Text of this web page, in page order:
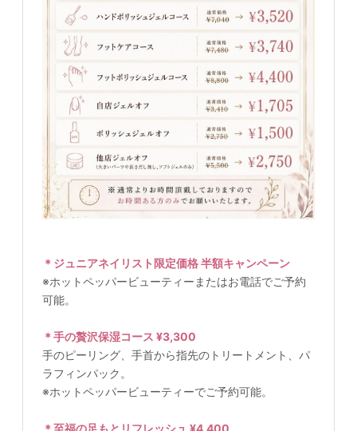
＊ジュニアネイリスト限定価格 半額キャンペーン
※ホットペッパービューティーまたはお電話でご予約
可能。
＊手の贅沢保湿コース ¥3,300
手のピーリング、手首から指先のトリートメント、パ
ラフィンパック。
※ホットペッパービューティーでご予約可能。